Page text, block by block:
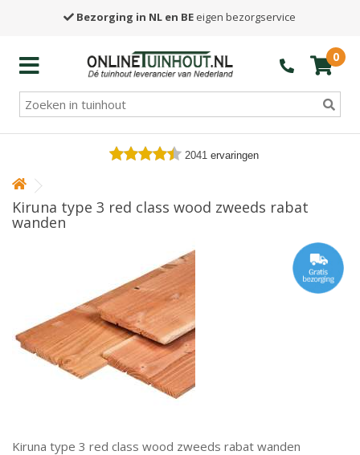
Bezorging in NL en BE eigen bezorgservice
0
2041 ervaringen
Kiruna type 3 red class wood zweeds rabat
wanden
Kiruna type 3 red class wood zweeds rabat wanden